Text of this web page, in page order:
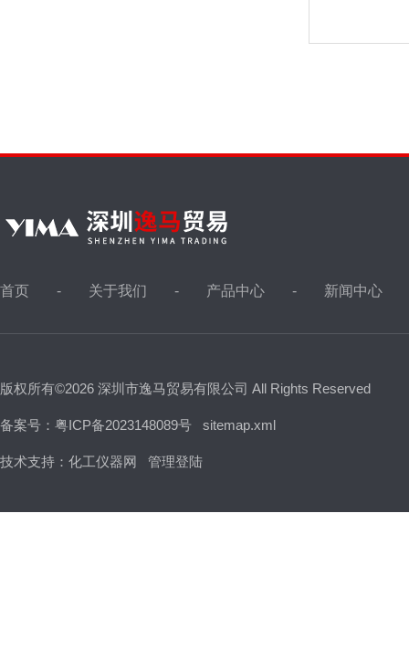
首页 关于我们 产品中心 新闻中心
版权所有©2026 深圳市逸马贸易有限公司 All Rights Reserved
备案号：粤ICP备2023148089号 sitemap.xml
技术支持： 化工仪器网 管理登陆